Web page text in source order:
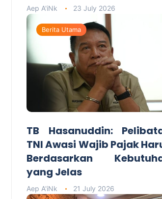
Aep A'iNk 23 July 2026
Berita Utama
TB Hasanuddin:
TNI Awasi Wajib Pajak
Berdasarkan
yang Jelas
Aep A'iNk 21 July 2026